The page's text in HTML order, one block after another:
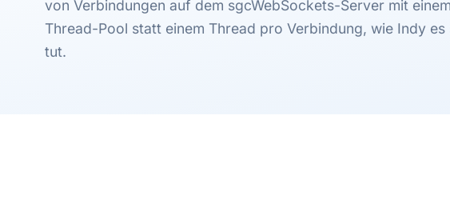
von Verbindungen auf dem sgcWebSockets-Server mit
Thread-Pool statt einem Thread pro Verbindung, wie Indy
tut.